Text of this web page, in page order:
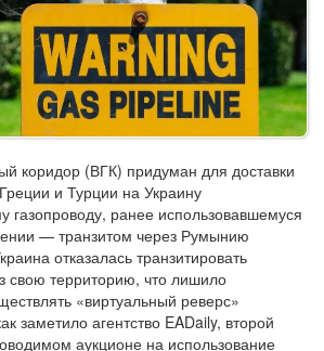
коридор (ВГК) придуман для доставки
и Турции на Украину
газопроводу, ранее использовавшемуся
— транзитом через Румынию
отказалась транзитировать
свою территорию, что лишило
«виртуальный реверс»
заметило агентство EADaily, второй
аукционе на использование